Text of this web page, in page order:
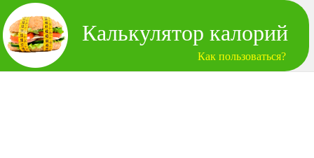
Калькулятор калорий
Как пользоваться?